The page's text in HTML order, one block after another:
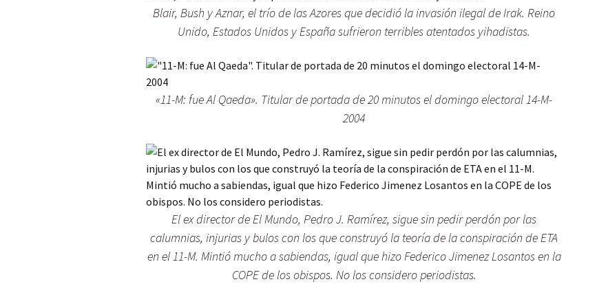
Blair, Bush y Aznar, el trío de las Azores que decidió la invasión ilegal de Irak. Reino
Unido, Estados Unidos y España sufrieron terribles atentados yihadistas.
«11-M: fue Al Qaeda». Titular de portada de 20 minutos el domingo electoral 14-M-
2004
El ex director de El Mundo, Pedro J. Ramírez, sigue sin pedir perdón por las
calumnias, injurias y bulos con los que construyó la teoría de la conspiración de ETA
en el 11-M. Mintió mucho a sabiendas, igual que hizo Federico Jimenez Losantos en la
COPE de los obispos. No los considero periodistas.